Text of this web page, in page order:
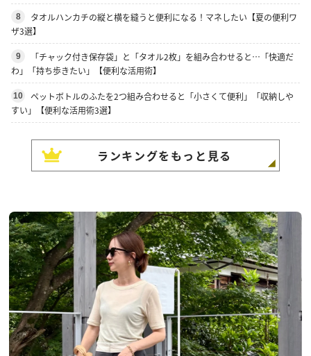
8
タオルハンカチの縦と横を縫うと便利になる！マネしたい【夏の便利ワ
ザ3選】
9
「チャック付き保存袋」と「タオル2枚」を組み合わせると…「快適だ
わ」「持ち歩きたい」【便利な活用術】
10
ペットボトルのふたを2つ組み合わせると「小さくて便利」「収納しや
すい」【便利な活用術3選】
ランキングをもっと見る